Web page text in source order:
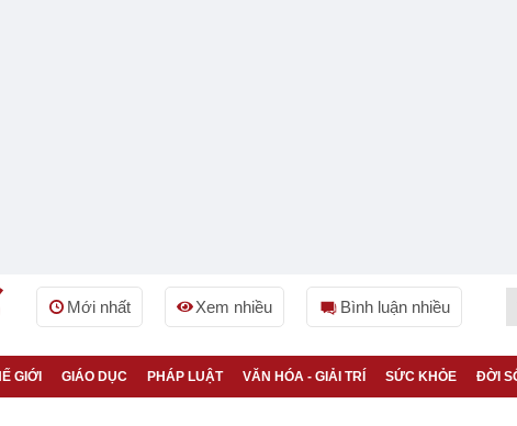
Mới nhất Xem nhiều Bình luận nhiều
GIỚI GIÁO DỤC PHÁP LUẬT VĂN HÓA - GIẢI TRÍ SỨC KHỎE ĐỜI